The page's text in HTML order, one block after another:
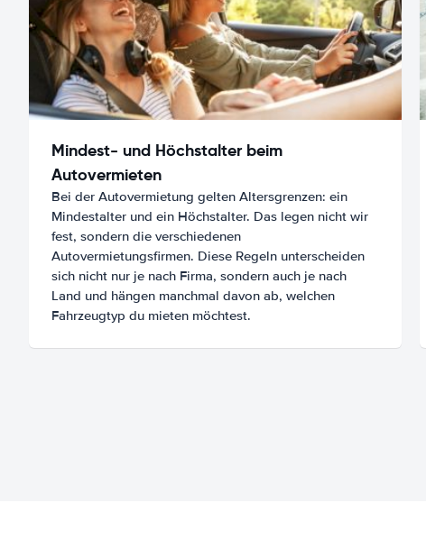
Mindest- und Höchstalter beim
Autovermieten
Bei der Autovermietung gelten Altersgrenzen: ein
Mindestalter und ein Höchstalter. Das legen nicht wir
fest, sondern die verschiedenen
Autovermietungsfirmen. Diese Regeln unterscheiden
sich nicht nur je nach Firma, sondern auch je nach
Land und hängen manchmal davon ab, welchen
Fahrzeugtyp du mieten möchtest.